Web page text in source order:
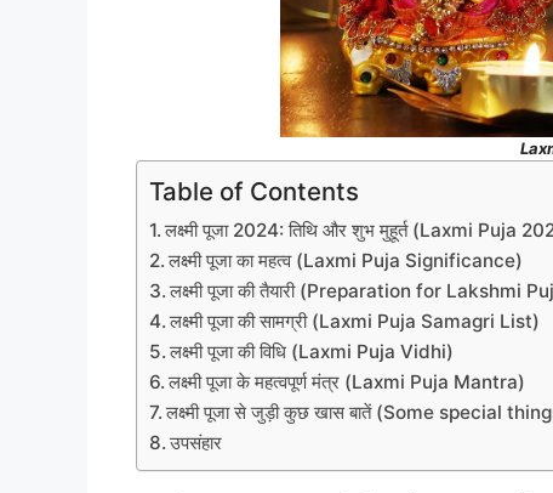
Table of Contents
लक्ष्मी पूजा 2024: तिथि और शुभ मुहूर्त (Laxmi Puja
लक्ष्मी पूजा का महत्व (Laxmi Puja Significance)
लक्ष्मी पूजा की तैयारी (Preparation for Lakshmi
लक्ष्मी पूजा की सामग्री (Laxmi Puja Samagri List)
लक्ष्मी पूजा की विधि (Laxmi Puja Vidhi)
लक्ष्मी पूजा के महत्वपूर्ण मंत्र (Laxmi Puja Mantra)
लक्ष्मी पूजा से जुड़ी कुछ खास बातें (Some special
उपसंहार